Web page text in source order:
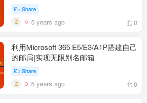
Share
5 years ago 0
利用Microsoft 365 E5/E3/A1P搭建自己
的邮局|实现无限别名邮箱
Share
5 years ago 0